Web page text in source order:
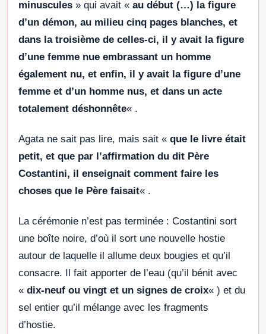
minuscules » qui avait « au début (…) la figure
d’un démon, au milieu cinq pages blanches, et
dans la troisième de celles-ci, il y avait la figure
d’une femme nue embrassant un homme
également nu, et enfin, il y avait la figure d’une
femme et d’un homme nus, et dans un acte
totalement déshonnête« .
Agata ne sait pas lire, mais sait « que le livre était
petit, et que par l’affirmation du dit Père
Costantini, il enseignait comment faire les
choses que le Père faisait« .
La cérémonie n’est pas terminée : Costantini sort
une boîte noire, d’où il sort une nouvelle hostie
autour de laquelle il allume deux bougies et qu’il
consacre. Il fait apporter de l’eau (qu’il bénit avec
« dix-neuf ou vingt et un signes de croix« ) et du
sel entier qu’il mélange avec les fragments
d’hostie.